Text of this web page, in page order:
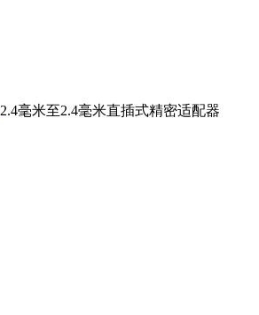
2.4毫米至2.4毫米直插式精密适配器